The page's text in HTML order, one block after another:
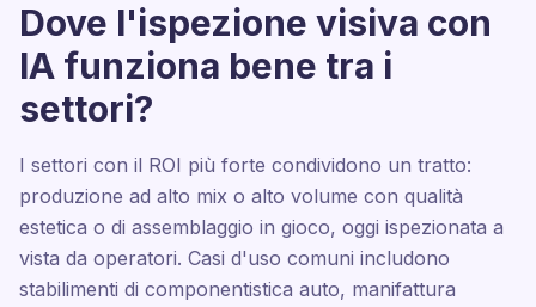
Dove l'ispezione visiva con
IA funziona bene tra i
settori?
I settori con il ROI più forte condividono un tratto:
produzione ad alto mix o alto volume con qualità
estetica o di assemblaggio in gioco, oggi ispezionata a
vista da operatori. Casi d'uso comuni includono
stabilimenti di componentistica auto, manifattura